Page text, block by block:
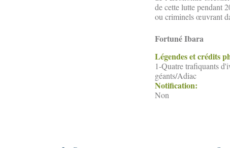
de cette lutte pendant
ou criminels œuvrant
Fortuné Ibara
Légendes et crédits
1-Quatre trafiquants
géants/Adiac
Notification:
Non